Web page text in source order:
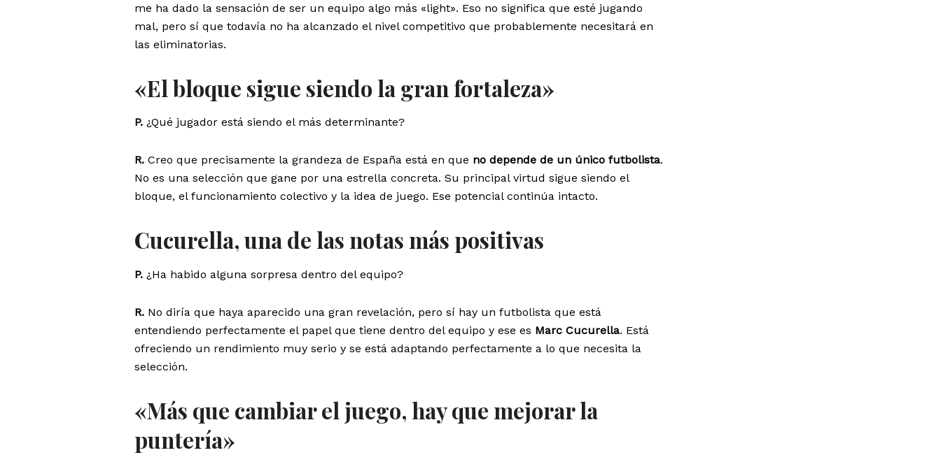
me ha dado la sensación de ser un equipo algo más «light». Eso no significa que esté jugando
mal, pero sí que todavía no ha alcanzado el nivel competitivo que probablemente necesitará en
las eliminatorias.
«El bloque sigue siendo la gran fortaleza»
P. ¿Qué jugador está siendo el más determinante?
R. Creo que precisamente la grandeza de España está en que no depende de un único futbolista.
No es una selección que gane por una estrella concreta. Su principal virtud sigue siendo el
bloque, el funcionamiento colectivo y la idea de juego. Ese potencial continúa intacto.
Cucurella, una de las notas más positivas
P. ¿Ha habido alguna sorpresa dentro del equipo?
R. No diría que haya aparecido una gran revelación, pero sí hay un futbolista que está
entendiendo perfectamente el papel que tiene dentro del equipo y ese es Marc Cucurella. Está
ofreciendo un rendimiento muy serio y se está adaptando perfectamente a lo que necesita la
selección.
«Más que cambiar el juego, hay que mejorar la
puntería»